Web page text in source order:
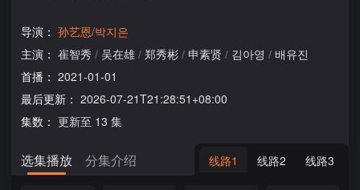
导演： 孙艺恩/박지은
主演： 崔智秀 / 吴在雄 / 郑秀彬 / 申素贤 / 김아영 / 배유진
首播： 2021-01-01
最后更新： 2026-07-21T21:28:51+08:00
集数： 更新至 13 集
选集播放 分集介绍 线路1 线路2 线路3